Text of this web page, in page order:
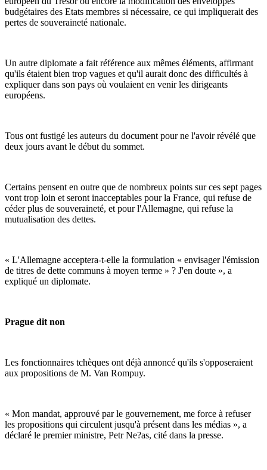
budgétaires des Etats membres si nécessaire, ce qui impliquerait des
pertes de souveraineté nationale.
Un autre diplomate a fait référence aux mêmes éléments, affirmant
qu'ils étaient bien trop vagues et qu'il aurait donc des difficultés à
expliquer dans son pays où voulaient en venir les dirigeants
européens.
Tous ont fustigé les auteurs du document pour ne l'avoir révélé que
deux jours avant le début du sommet.
Certains pensent en outre que de nombreux points sur ces sept pages
vont trop loin et seront inacceptables pour la France, qui refuse de
céder plus de souveraineté, et pour l'Allemagne, qui refuse la
mutualisation des dettes.
« L'Allemagne acceptera-t-elle la formulation « envisager l'émission
de titres de dette communs à moyen terme » ? J'en doute », a
expliqué un diplomate.
Prague dit non
Les fonctionnaires tchèques ont déjà annoncé qu'ils s'opposeraient
aux propositions de M. Van Rompuy.
« Mon mandat, approuvé par le gouvernement, me force à refuser
les propositions qui circulent jusqu'à présent dans les médias », a
déclaré le premier ministre, Petr Ne?as, cité dans la presse.